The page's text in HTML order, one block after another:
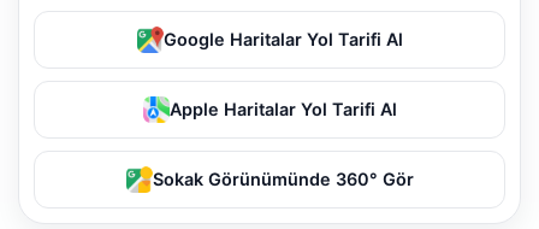
Google Haritalar Yol Tarifi Al
Apple Haritalar Yol Tarifi Al
Sokak Görünümünde 360° Gör